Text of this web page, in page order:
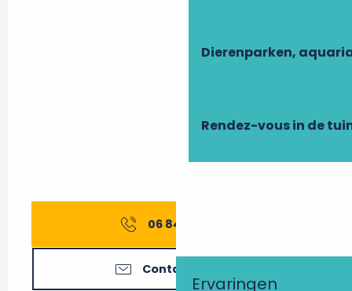
Dierenparken,
Rendez-vous in de
Ervaringen
06 84 58 18
Contacteer ons